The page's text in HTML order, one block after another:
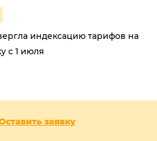
индексацию тарифов на
с 1 июля
заявку